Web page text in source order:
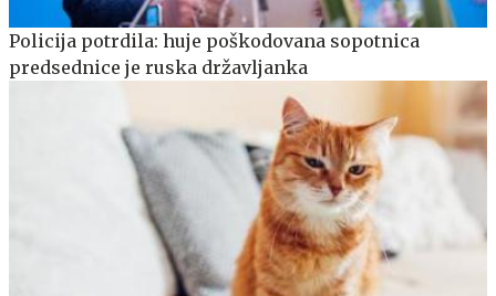
Policija potrdila: huje poškodovana sopotnica
predsednice je ruska državljanka